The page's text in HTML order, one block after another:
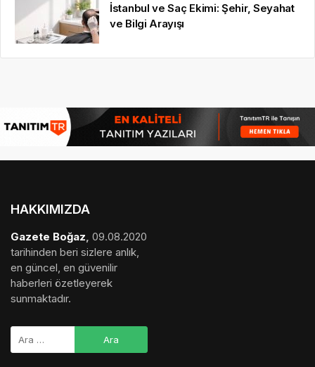
İstanbul ve Saç Ekimi: Şehir, Seyahat
ve Bilgi Arayışı
HAKKIMIZDA
Gazete Boğaz, 09.08.2020
tarihinden beri sizlere anlık,
en güncel, en güvenilir
haberleri özetleyerek
sunmaktadır.